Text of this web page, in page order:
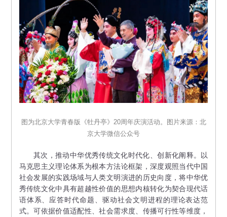
图为北京大学青春版《牡丹亭》20周年庆演活动。图片来源：北
京大学微信公众号
其次，推动中华优秀传统文化时代化、创新化阐释。以
马克思主义理论体系为根本方法论框架，深度观照当代中国
社会发展的实践场域与人类文明演进的历史向度，将中华优
秀传统文化中具有超越性价值的思想内核转化为契合现代话
语体系、应答时代命题、驱动社会文明进程的理论表达范
式。可依据价值适配性、社会需求度、传播可行性等维度，